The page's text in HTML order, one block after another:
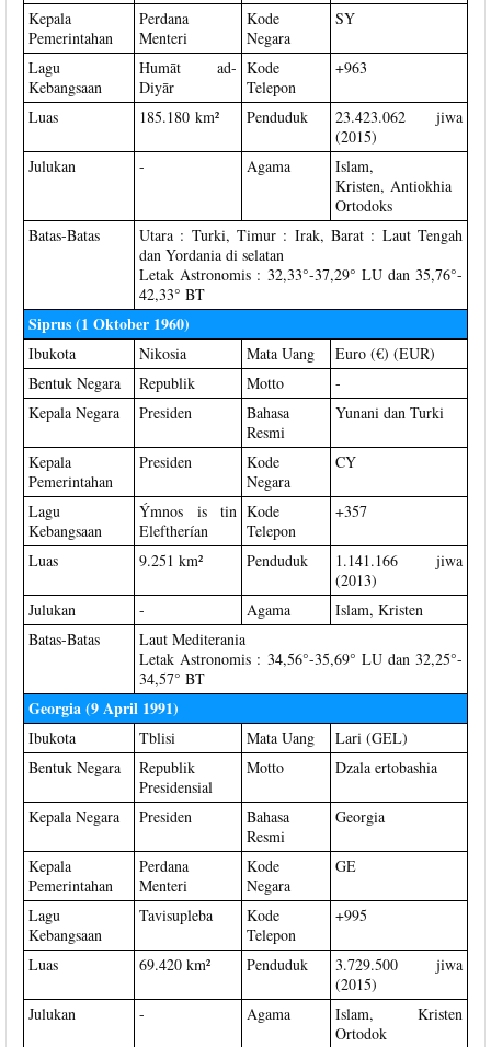
Kepala
Pemerintahan
Perdana
Menteri
Kode
Negara
SY
Lagu
Kebangsaan
Humāt ad-
Diyār
Kode
Telepon
+963
Luas 185.180 km² Penduduk
23.423.062 jiwa
(2015)
Julukan
- Agama
Islam,
Kristen, Antiokhia
Ortodoks
Batas-Batas
Utara : Turki, Timur : Irak, Barat : Laut Tengah
dan Yordania di selatan
Letak Astronomis : 32,33°-37,29° LU dan 35,76°-
42,33° BT
Siprus (1 Oktober 1960)
Ibukota Nikosia Mata Uang
Euro (€) (EUR)
Bentuk Negara
Republik Motto
-
Kepala Negara
Presiden
Bahasa
Resmi
Yunani dan Turki
Kepala
Pemerintahan
Presiden
Kode
Negara
CY
Lagu
Kebangsaan
Ýmnos is tin
Eleftherían
Kode
Telepon
+357
Luas 9.251 km² Penduduk
1.141.166 jiwa
(2013)
Julukan
- Agama
Islam, Kristen
Batas-Batas
Laut Mediterania
Letak Astronomis : 34,56°-35,69° LU dan 32,25°-
34,57° BT
Georgia (9 April 1991)
Ibukota Tblisi Mata Uang
Lari (GEL)
Bentuk Negara
Republik
Presidensial
Motto Dzala ertobashia
Kepala Negara Presiden
Bahasa
Resmi
Georgia
Kepala
Pemerintahan
Perdana
Menteri
Kode
Negara
GE
Lagu
Kebangsaan
Tavisupleba
Kode
Telepon
+995
Luas 69.420 km² Penduduk
3.729.500 jiwa
(2015)
Julukan
- Agama
Islam, Kristen
Ortodok